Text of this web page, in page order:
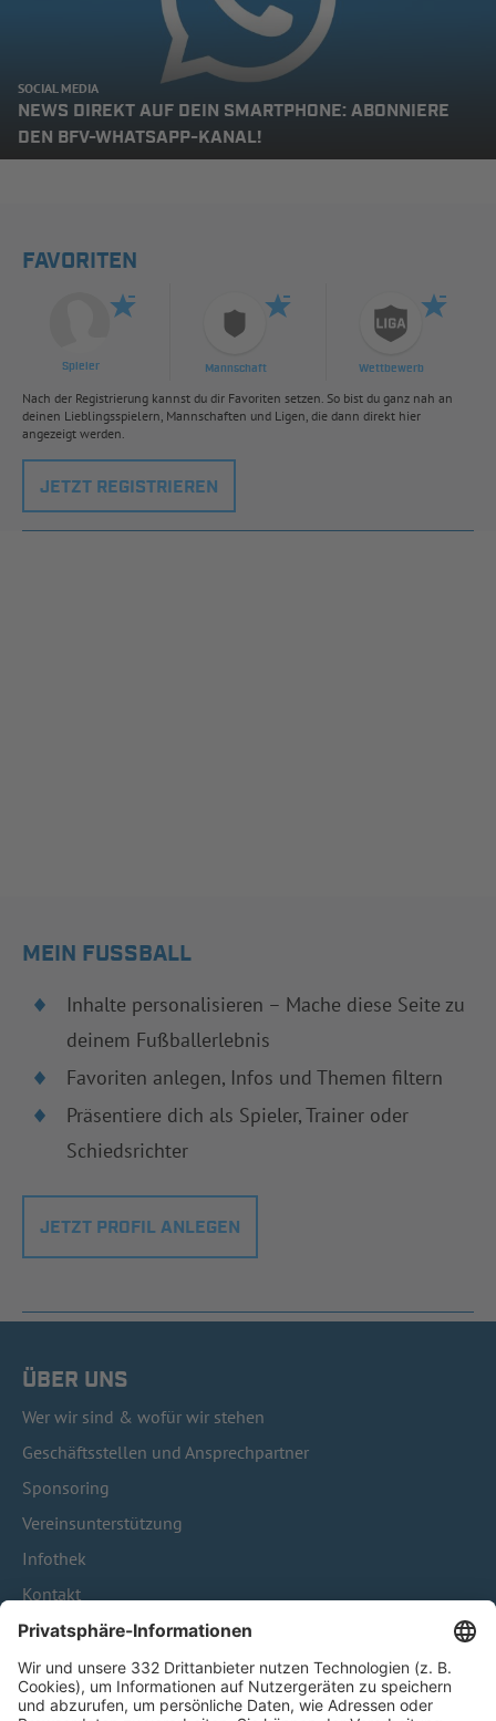
SOCIAL MEDIA
NEWS DIREKT AUF DEIN SMARTPHONE: ABONNIERE
DEN BFV-WHATSAPP-KANAL!
FAVORITEN
Spieler Mannschaft Wettbewerb
Nach der Registrierung kannst du dir Favoriten setzen. So bist du ganz nah an
deinen Lieblingsspielern, Mannschaften und Ligen, die dann direkt hier
angezeigt werden.
JETZT REGISTRIEREN
MEIN FUSSBALL
Inhalte personalisieren – Mache diese Seite zu
deinem Fußballerlebnis
Favoriten anlegen, Infos und Themen filtern
Präsentiere dich als Spieler, Trainer oder
Schiedsrichter
JETZT PROFIL ANLEGEN
ÜBER UNS
Wer wir sind & wofür wir stehen
Geschäftsstellen und Ansprechpartner
Sponsoring
Vereinsunterstützung
Infothek
Kontakt
HÄUFIG BESUCHTE SEITEN
Pässe und Vereinswechsel